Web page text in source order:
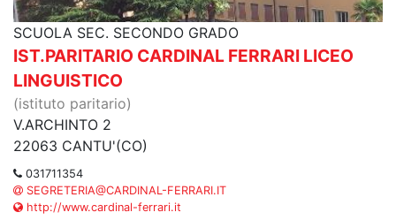
SCUOLA SEC. SECONDO GRADO
IST.PARITARIO CARDINAL FERRARI LICEO
LINGUISTICO
(istituto paritario)
V.ARCHINTO 2
22063 CANTU'(CO)
031711354
SEGRETERIA@CARDINAL-FERRARI.IT
http://www.cardinal-ferrari.it